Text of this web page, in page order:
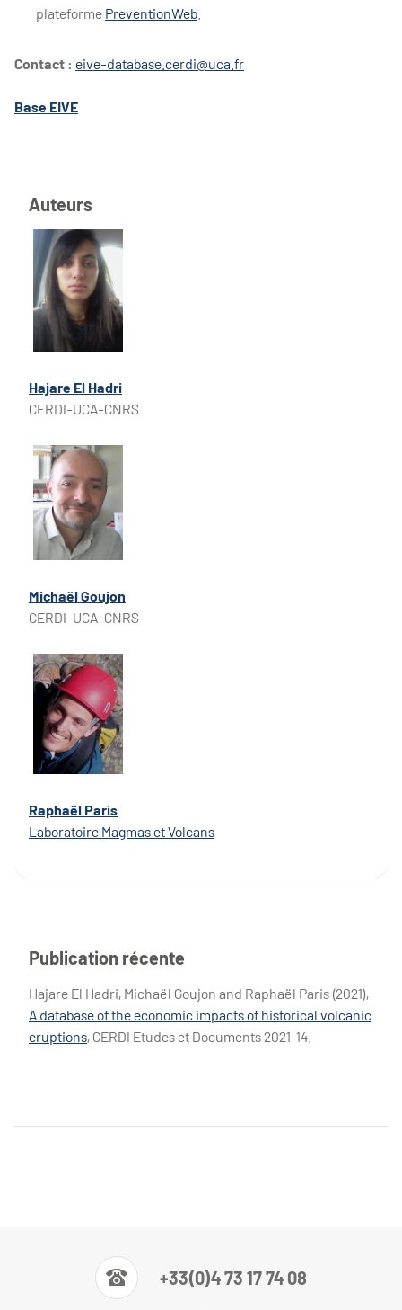
plateforme PreventionWeb
Contact : eive-database.cerdi@uca.fr
Base EIVE
Auteurs
Hajare El Hadri
CERDI-UCA-CNRS
Michaël Goujon
CERDI-UCA-CNRS
Raphaël Paris
Laboratoire Magmas et Volcans
Publication récente
Hajare El Hadri, Michaël Goujon and Raphaël Paris (2021),
A database of the economic impacts of historical volcanic
eruptions, CERDI Etudes et Documents 2021-14.
+33(0)4 73 17 74 08